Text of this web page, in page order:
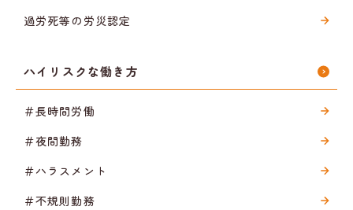
過労死等の労災認定
ハイリスクな働き方
＃長時間労働
＃夜間勤務
＃ハラスメント
＃不規則勤務